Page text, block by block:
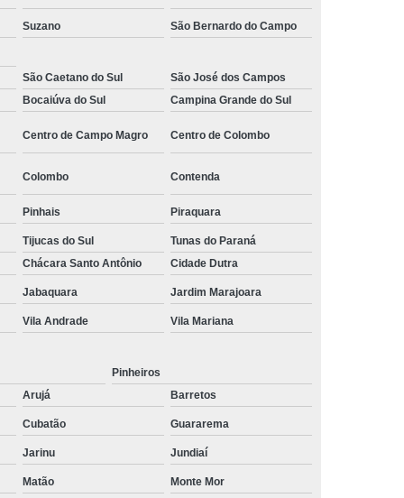
Monitoramento e Segurança
Monitoramento Residencial
Segurança e Monitoramento
em Monitoramento
Empresa Terceirizada de Monitoramento
Paisagismo
Empresa de Paisagismo
Paisagismo e Jardinagem
e Jardinagem Predial
Empresa de Paisagismo Terceirizado
em Paisagismo
em Paisagismo Predial
de Paisagismo
de Recrutamento e Seleção
Empresa de Recrutamento e Seleção
e Seleção de Pessoas
Suzano São Bernardo do Campo
São Caetano do Sul
São José dos Campos
Bocaiúva do Sul Campina Grande do Sul
Centro de Campo Magro Centro de Colombo
Colombo Contenda
Pinhais Piraquara
Tijucas do Sul
Tunas do Paraná
Chácara Santo Antônio Cidade Dutra
Jabaquara Jardim Marajoara
Vila Andrade Vila Mariana
Pinheiros
Arujá Barretos
Cubatão Guararema
Jarinu Jundiaí
Matão Monte Mor